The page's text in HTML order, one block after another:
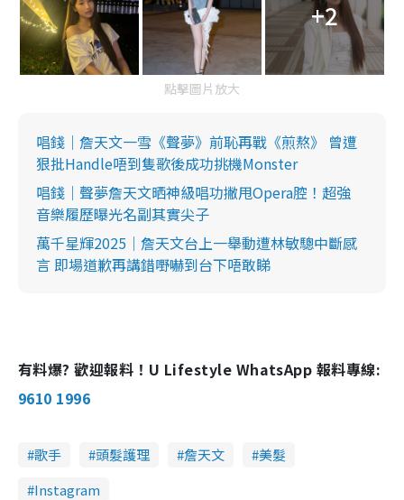
+2
點擊圖片放大
唱錢｜詹天文一雪《聲夢》前恥再戰《煎熬》 曾遭
狠批Handle唔到隻歌後成功挑機Monster
唱錢｜聲夢詹天文晒神級唱功撇甩Opera腔！超強
音樂履歷曝光名副其實尖子
萬千星輝2025｜詹天文台上一舉動遭林敏驄中斷感
言 即場道歉再講錯嘢嚇到台下唔敢睇
有料爆? 歡迎報料！U Lifestyle WhatsApp 報料專線:
9610 1996
歌手 頭髮護理 詹天文
美髮
Instagram